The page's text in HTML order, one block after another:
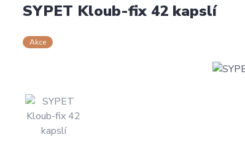
SYPET Kloub-fix 42 kapslí
Akce